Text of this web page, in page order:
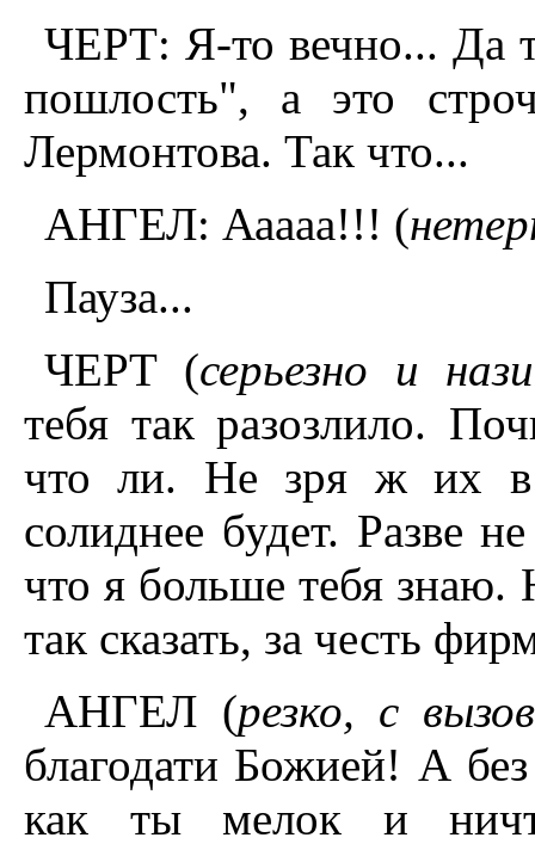
ЧЕРТ: Я-то вечно... Да
пошлость", а это
Лермонтова. Так что...
АНГЕЛ: Ааааа!!! (
Пауза...
ЧЕРТ (серьезно и
тебя так разозлило.
что ли. Не зря ж их в
солиднее будет. Разве
что я больше тебя знаю.
так сказать, за честь
АНГЕЛ (резко, с
благодати Божией! А
как ты мелок и